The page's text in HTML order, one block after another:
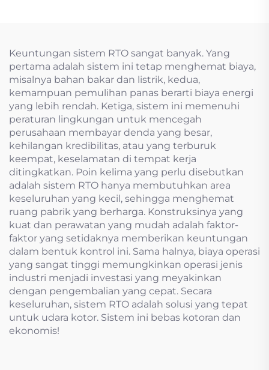
Keuntungan sistem RTO sangat banyak. Yang
pertama adalah sistem ini tetap menghemat biaya,
misalnya bahan bakar dan listrik, kedua,
kemampuan pemulihan panas berarti biaya energi
yang lebih rendah. Ketiga, sistem ini memenuhi
peraturan lingkungan untuk mencegah
perusahaan membayar denda yang besar,
kehilangan kredibilitas, atau yang terburuk
keempat, keselamatan di tempat kerja
ditingkatkan. Poin kelima yang perlu disebutkan
adalah sistem RTO hanya membutuhkan area
keseluruhan yang kecil, sehingga menghemat
ruang pabrik yang berharga. Konstruksinya yang
kuat dan perawatan yang mudah adalah faktor-
faktor yang setidaknya memberikan keuntungan
dalam bentuk kontrol ini. Sama halnya, biaya operasi
yang sangat tinggi memungkinkan operasi jenis
industri menjadi investasi yang meyakinkan
dengan pengembalian yang cepat. Secara
keseluruhan, sistem RTO adalah solusi yang tepat
untuk udara kotor. Sistem ini bebas kotoran dan
ekonomis!